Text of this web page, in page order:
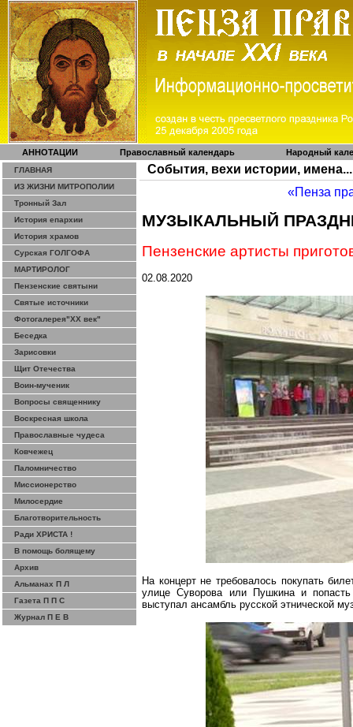
АННОТАЦИИ Православный календарь Народный
ГЛАВНАЯ
ИЗ ЖИЗНИ МИТРОПОЛИИ
Тронный Зал
История епархии
История храмов
Сурская ГОЛГОФА
МАРТИРОЛОГ
Пензенские святыни
Святые источники
Фотогалерея"ХХ век"
Беседка
Зарисовки
Щит Отечества
Воин-мученик
Вопросы священнику
Воскресная школа
Православные чудеса
Ковчежец
Паломничество
Миссионерство
Милосердие
Благотворительность
Ради ХРИСТА !
В помощь болящему
Архив
Альманах П Л
Газета П П С
Журнал П Е В
События, вехи истории, имена...
«Пенза
МУЗЫКАЛЬНЫЙ
Пензенские артисты
02.08.2020
На концерт не требовалось покупать
улице Суворова или Пушкина и
выступал ансамбль русской этнической